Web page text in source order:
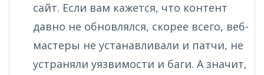
сайт. Если вам кажется, что контент
давно не обновлялся, скорее всего, веб-
мастеры не устанавливали и патчи, не
устраняли уязвимости и баги. А значит,